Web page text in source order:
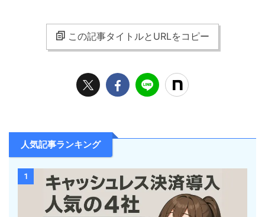
この記事タイトルとURLをコピー
人気記事ランキング
1